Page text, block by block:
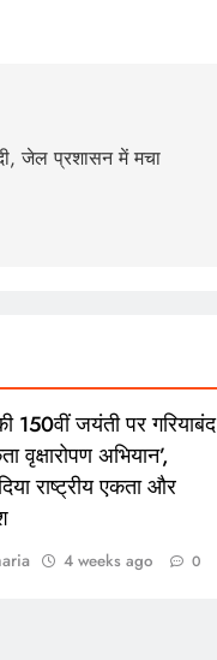
जेल प्रशासन में मचा
150वीं जयंती पर गरियाबंद
वृक्षारोपण अभियान’,
दिया राष्ट्रीय एकता और
4 weeks ago 0